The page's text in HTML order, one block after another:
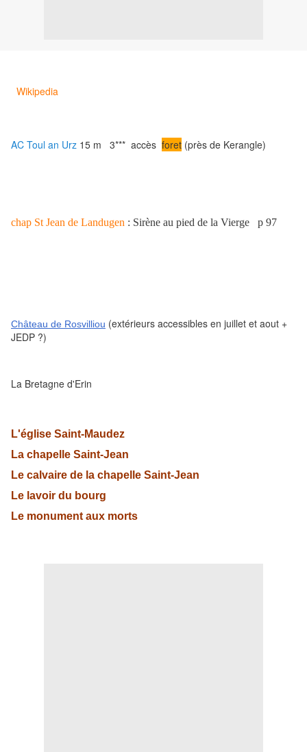
Wikipedia
AC Toul an Urz 15 m 3*** accès foret (près de Kerangle)
chap St Jean de Landugen : Sirène au pied de la Vierge p 97
Château de Rosvilliou (extérieurs accessibles en juillet et aout +
JEDP ?)
La Bretagne d'Erin
L'église Saint-Maudez
La chapelle Saint-Jean
Le calvaire de la chapelle Saint-Jean
Le lavoir du bourg
Le monument aux morts